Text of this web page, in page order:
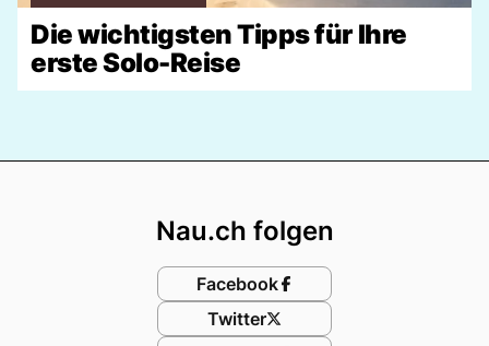
Die wichtigsten Tipps für Ihre
erste Solo-Reise
Nau.ch folgen
Facebook
Twitter